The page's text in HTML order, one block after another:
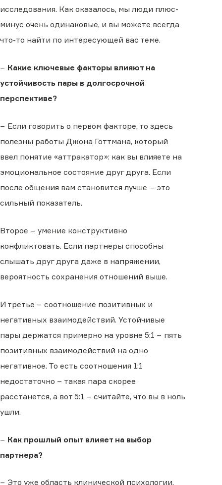
исследования. Как оказалось, мы люди плюс-
минус очень одинаковые, и вы можете всегда
что-то найти по интересующей вас теме.
− Какие ключевые факторы влияют на
устойчивость пары в долгосрочной
перспективе?
− Если говорить о первом факторе, то здесь
полезны работы Джона Готтмана, который
ввел понятие «аттракатор»: как вы влияете на
эмоциональное состояние друг друга. Если
после общения вам становится лучше − это
сильный показатель.
Второе − умение конструктивно
конфликтовать. Если партнеры способны
слышать друг друга даже в напряжении,
вероятность сохранения отношений выше.
И третье − соотношение позитивных и
негативных взаимодействий. Устойчивые
пары держатся примерно на уровне 5:1 − пять
позитивных взаимодействий на одно
негативное. То есть соотношения 1:1
недостаточно − такая пара скорее
расстанется, а вот 5:1 − считайте, что вы в ноль
ушли.
− Как прошлый опыт влияет на выбор
партнера?
− Это уже область клинической психологии.